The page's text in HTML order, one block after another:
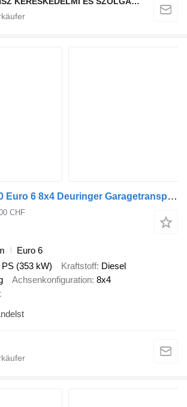
MAN TGS 35.480 Euro 6 8x4 Deuringer Garagetransporter
CHF
Euro 6
PS (353 kW) Kraftstoff Diesel
Achsenkonfiguration 8x4